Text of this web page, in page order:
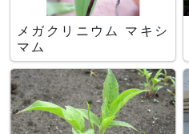
メガクリニウム マキシ
マム